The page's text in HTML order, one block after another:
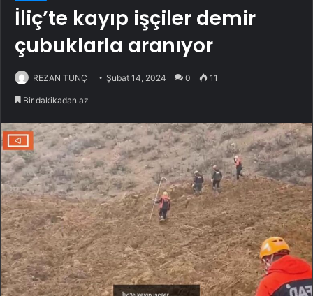
İliç’te kayıp işçiler demir
çubuklarla aranıyor
REZAN TUNÇ Şubat 14, 2024 0 11
Bir dakikadan az